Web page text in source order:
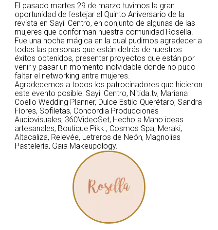
El pasado martes 29 de marzo tuvimos la gran
oportunidad de festejar el Quinto Aniversario de la
revista en Sayil Centro, en conjunto de algunas de las
mujeres que conforman nuestra comunidad Rosella.
Fue una noche mágica en la cual pudimos agradecer a
todas las personas que están detrás de nuestros
éxitos obtenidos, presentar proyectos que están por
venir y pasar un momento inolvidable donde no pudo
faltar el networking entre mujeres.
Agradecemos a todos los patrocinadores que hicieron
este evento posible: Sayil Centro, Nitida.tv, Mariana
Coello Wedding Planner, Dulce Estilo Querétaro, Sandra
Flores, Sofiletas, Concordia Producciones
Audiovisuales, 360VideoSet, Hecho a Mano ideas
artesanales, Boutique Pikk. , Cosmos Spa, Meraki,
Altacaliza, Relevée, Letreros de Neón, Magnolias
Pastelería, Gaia Makeupology.